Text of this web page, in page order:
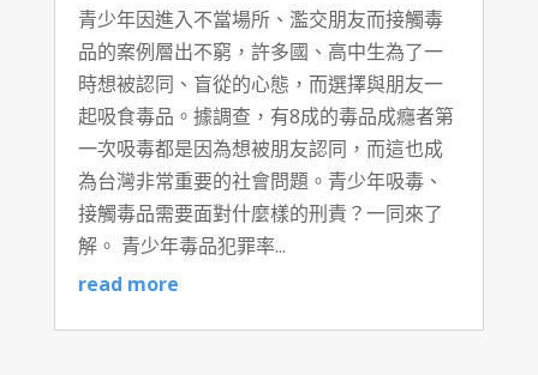
青少年因進入不當場所、濫交朋友而接觸毒
品的案例層出不窮，許多國、高中生為了一
時想被認同、盲從的心態，而選擇與朋友一
起吸食毒品。據調查，有8成的毒品成癮者第
一次吸毒都是因為想被朋友認同，而這也成
為台灣非常重要的社會問題。青少年吸毒、
接觸毒品需要面對什麼樣的刑責？一同來了
解。 青少年毒品犯罪率...
read more